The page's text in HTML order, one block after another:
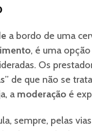
a bordo de uma
, é uma opção
Os
” de que não se
a moderação é
sempre, pelas